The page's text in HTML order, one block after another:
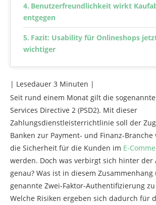
Benutzerfreundlichkeit wirkt
entgegen
Fazit: Usability für Onlineshops
wichtiger
| Lesedauer 3 Minuten |
Seit rund einem Monat gilt die
Services Directive 2 (PSD2). Mit dieser
Zahlungsdienstleisterrichtlinie soll der
Banken zur Payment- und Finanz-
die Sicherheit für die Kunden im E-
werden. Doch was verbirgt sich hinter der
genau? Was ist in diesem
genannte Zwei-Faktor-Authentifizierung
Welche Risiken ergeben sich dadurch für